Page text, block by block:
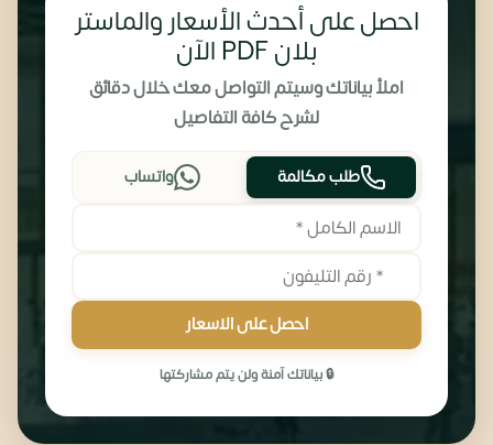
احصل على أحدث الأسعار والماستر
بلان PDF الآن
املأ بياناتك وسيتم التواصل معك خلال دقائق
لشرح كافة التفاصيل
طلب مكالمة واتساب
احصل على الاسعار
🔒 بياناتك آمنة ولن يتم مشاركتها